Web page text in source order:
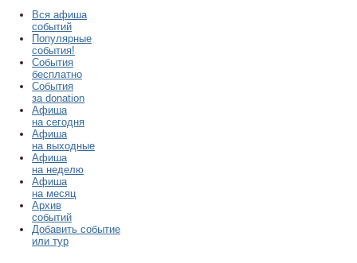
Вся афиша
событий
Популярные
события!
События
бесплатно
События
за donation
Афиша
на сегодня
Афиша
на выходные
Афиша
на неделю
Афиша
на месяц
Архив
событий
Добавить событие
или тур